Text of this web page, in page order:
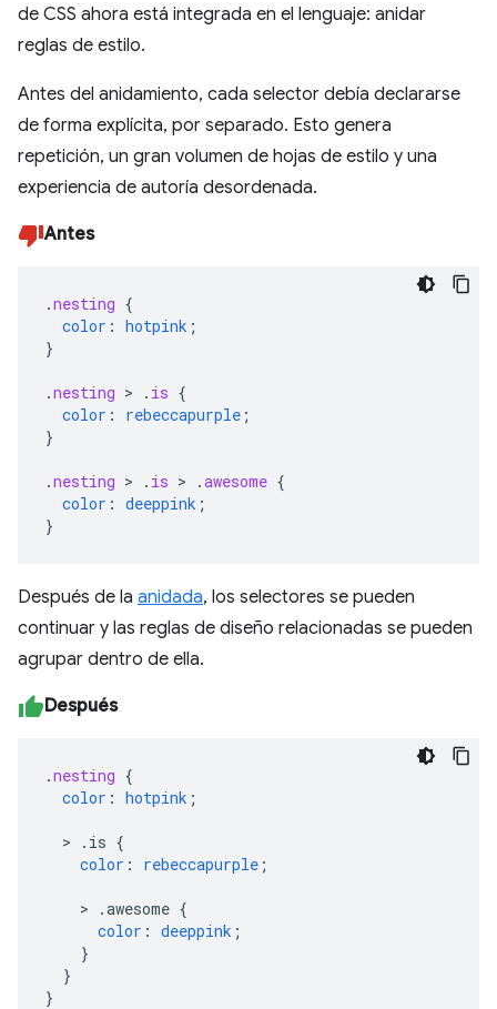
de CSS ahora está integrada en el lenguaje: anidar
reglas de estilo.
Antes del anidamiento, cada selector debía declararse
de forma explícita, por separado. Esto genera
repetición, un gran volumen de hojas de estilo y una
experiencia de autoría desordenada.
Antes
.nesting {
color : hotpink ;
}
.nesting > . is {
color : rebeccapurple ;
}
.nesting > . is > .awesome {
color : deeppink ;
}
Después de la anidada, los selectores se pueden
continuar y las reglas de diseño relacionadas se pueden
agrupar dentro de ella.
Después
.nesting {
color : hotpink ;
> .is {
color : rebeccapurple ;
> .awesome {
color : deeppink ;
}
}
}